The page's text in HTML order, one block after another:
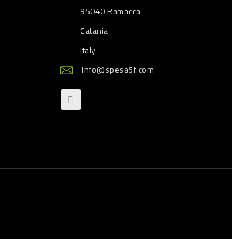
95040 Ramacca
Catania
Italy
info@spesa5f.com